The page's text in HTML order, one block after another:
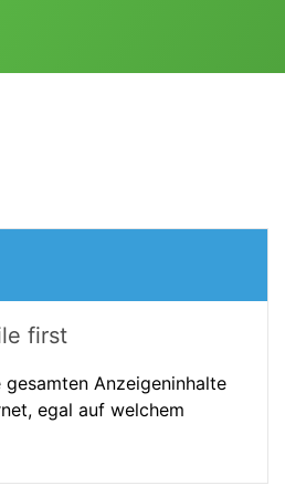
first
gesamten Anzeigeninhalte
egal auf welchem